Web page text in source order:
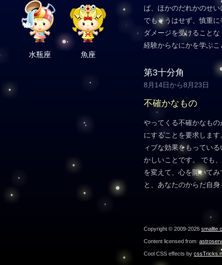
水瓶座 魚座
ば、ほかのだれかのせ
でもそうはせず、慎重
ダメージを受けること
経験からなにかを学ぶ
第3十分角
8月14日から8月23日
不確かなもの
やってくる不確かなも
にすることを要求しま
ィブな効果をもってい
かしいことです。 でも
を変えて、心を開いて
と、あなたのからだ自
Copyright © 2009-2026
Content licensed from:
Cool CSS effects by